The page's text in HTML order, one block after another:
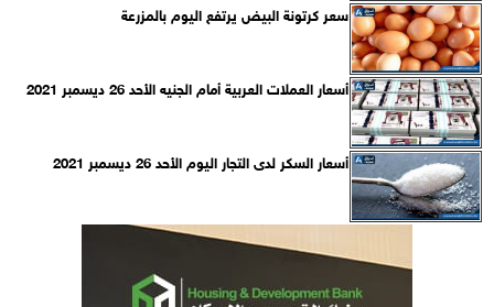
سعر كرتونة البيض يرتفع اليوم بالمزرعة
أسعار العملات العربية أمام الجنيه الأحد 26 ديسمبر 2021
أسعار السكر لدى التجار اليوم الأحد 26 ديسمبر 2021